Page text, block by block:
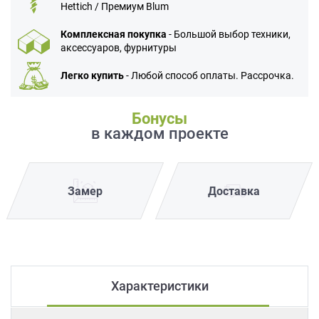
Hettich / Премиум Blum
Комплексная покупка - Большой выбор техники,
аксессуаров, фурнитуры
Легко купить- Любой способ оплаты. Рассрочка.
Бонусы
в каждом проекте
Замер Доставка
Характеристики